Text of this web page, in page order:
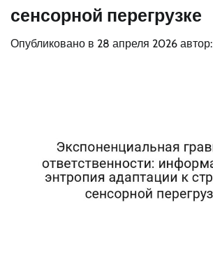
сенсорной перегрузке
Опубликовано в 28 апреля 2026 автор: